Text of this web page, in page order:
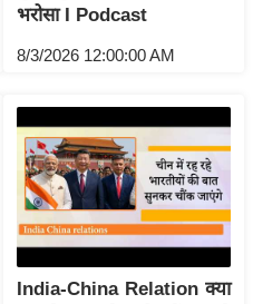
भरोसा I Podcast
8/3/2026 12:00:00 AM
India-China Relation क्या